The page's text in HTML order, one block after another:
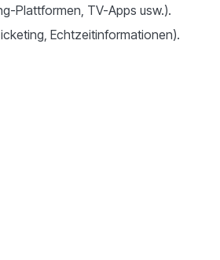
Plattformen, TV-Apps usw.).
Echtzeitinformationen).